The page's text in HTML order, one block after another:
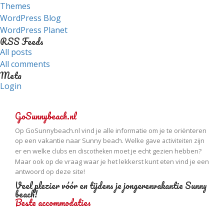
Themes
WordPress Blog
WordPress Planet
RSS Feeds
All posts
All comments
Meta
Login
GoSunnybeach.nl
Op GoSunnybeach.nl vind je alle informatie om je te oriënteren
op een vakantie naar Sunny beach. Welke gave activiteiten zijn
er en welke clubs en discotheken moet je echt gezien hebben?
Maar ook op de vraag waar je het lekkerst kunt eten vind je een
antwoord op deze site!
Veel plezier vóór en tijdens je jongerenvakantie Sunny
beach!
Beste accommodaties